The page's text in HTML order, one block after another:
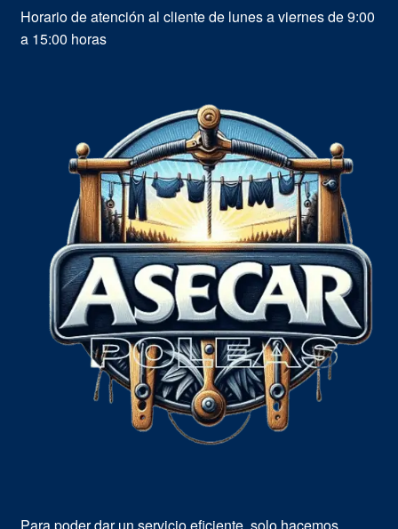
Horario de atención al cliente de lunes a viernes de 9:00
a 15:00 horas
Para poder dar un servicio eficiente, solo hacemos